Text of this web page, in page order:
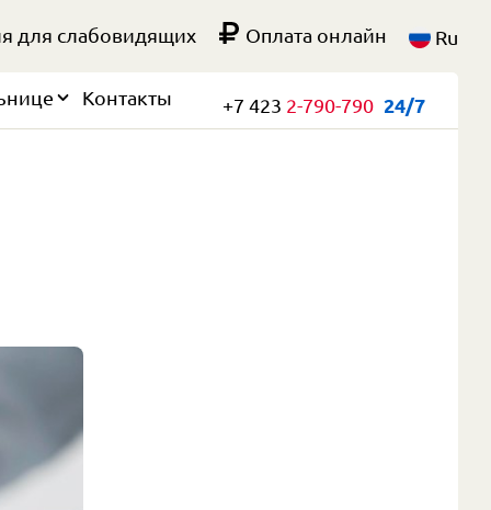
для слабовидящих Оплата онлайн Ru
Контакты +7 423 2-790-790 24/7